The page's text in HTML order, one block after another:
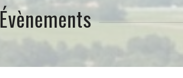
Évènements